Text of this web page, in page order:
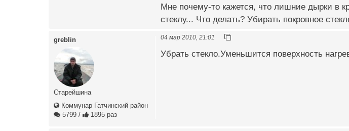
Мне почему-то кажется, что лишние дырки в
стеклу... Что делать? Убирать покровное
greblin
Старейшина
Коммунар Гатчинский район
5799 / 1895 раз
04 мар 2010, 21:01
Убрать стекло.Уменьшится поверхность